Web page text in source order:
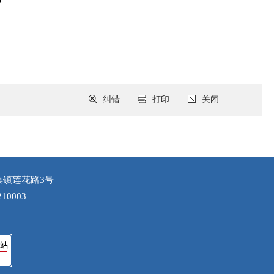
关闭
打印
纠错
镇莲花路3号